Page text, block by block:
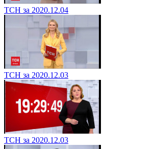
ТСН за 2020.12.04
ТСН за 2020.12.03
ТСН за 2020.12.03